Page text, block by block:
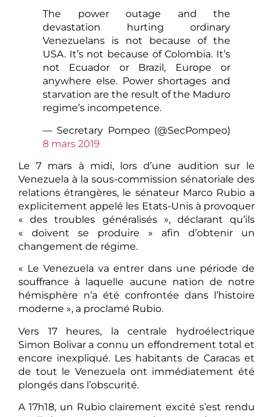
The power outage and the
devastation hurting ordinary
Venezuelans is not because of the
USA. It’s not because of Colombia. It’s
not Ecuador or Brazil, Europe or
anywhere else. Power shortages and
starvation are the result of the Maduro
regime’s incompetence.
— Secretary Pompeo (@SecPompeo)
8 mars 2019
Le 7 mars à midi, lors d’une audition sur le
Venezuela à la sous-commission sénatoriale des
relations étrangères, le sénateur Marco Rubio a
explicitement appelé les Etats-Unis à provoquer
« des troubles généralisés », déclarant qu’ils
« doivent se produire » afin d’obtenir un
changement de régime.
« Le Venezuela va entrer dans une période de
souffrance à laquelle aucune nation de notre
hémisphère n’a été confrontée dans l’histoire
moderne », a proclamé Rubio.
Vers 17 heures, la centrale hydroélectrique
Simon Bolivar a connu un effondrement total et
encore inexpliqué. Les habitants de Caracas et
de tout le Venezuela ont immédiatement été
plongés dans l’obscurité.
A 17h18, un Rubio clairement excité s’est rendu